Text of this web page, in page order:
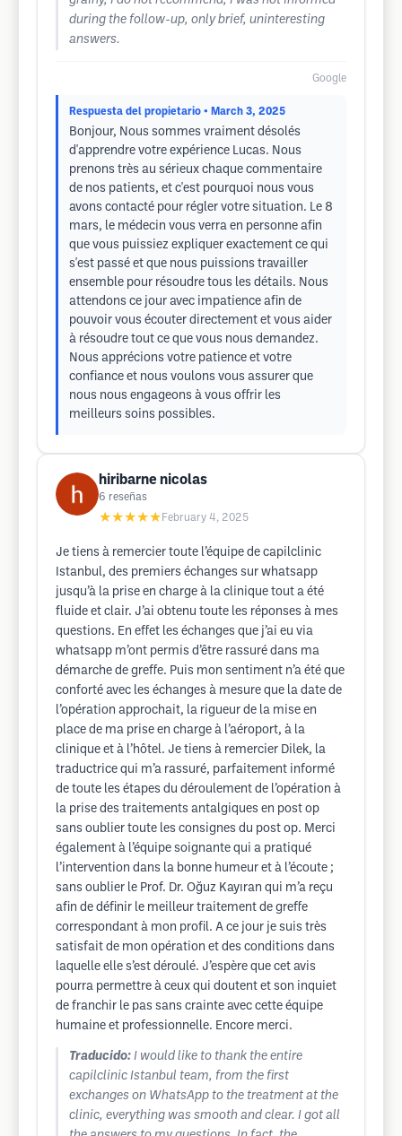
during the follow-up, only brief, uninteresting
answers.
Google
Respuesta del propietario • March 3, 2025
Bonjour, Nous sommes vraiment désolés
d'apprendre votre expérience Lucas. Nous
prenons très au sérieux chaque commentaire
de nos patients, et c'est pourquoi nous vous
avons contacté pour régler votre situation. Le 8
mars, le médecin vous verra en personne afin
que vous puissiez expliquer exactement ce qui
s'est passé et que nous puissions travailler
ensemble pour résoudre tous les détails. Nous
attendons ce jour avec impatience afin de
pouvoir vous écouter directement et vous aider
à résoudre tout ce que vous nous demandez.
Nous apprécions votre patience et votre
confiance et nous voulons vous assurer que
nous nous engageons à vous offrir les
meilleurs soins possibles.
hiribarne nicolas
6 reseñas
★★★★★ February 4, 2025
Je tiens à remercier toute l’équipe de capilclinic
Istanbul, des premiers échanges sur whatsapp
jusqu’à la prise en charge à la clinique tout a été
fluide et clair. J’ai obtenu toute les réponses à mes
questions. En effet les échanges que j’ai eu via
whatsapp m’ont permis d’être rassuré dans ma
démarche de greffe. Puis mon sentiment n’a été que
conforté avec les échanges à mesure que la date de
l’opération approchait, la rigueur de la mise en
place de ma prise en charge à l’aéroport, à la
clinique et à l’hôtel. Je tiens à remercier Dilek, la
traductrice qui m’a rassuré, parfaitement informé
de toute les étapes du déroulement de l’opération à
la prise des traitements antalgiques en post op
sans oublier toute les consignes du post op. Merci
également à l’équipe soignante qui a pratiqué
l’intervention dans la bonne humeur et à l’écoute ;
sans oublier le Prof. Dr. Oğuz Kayıran qui m’a reçu
afin de définir le meilleur traitement de greffe
correspondant à mon profil. A ce jour je suis très
satisfait de mon opération et des conditions dans
laquelle elle s’est déroulé. J’espère que cet avis
pourra permettre à ceux qui doutent et son inquiet
de franchir le pas sans crainte avec cette équipe
humaine et professionnelle. Encore merci.
Traducido: I would like to thank the entire
capilclinic Istanbul team, from the first
exchanges on WhatsApp to the treatment at the
clinic, everything was smooth and clear. I got all